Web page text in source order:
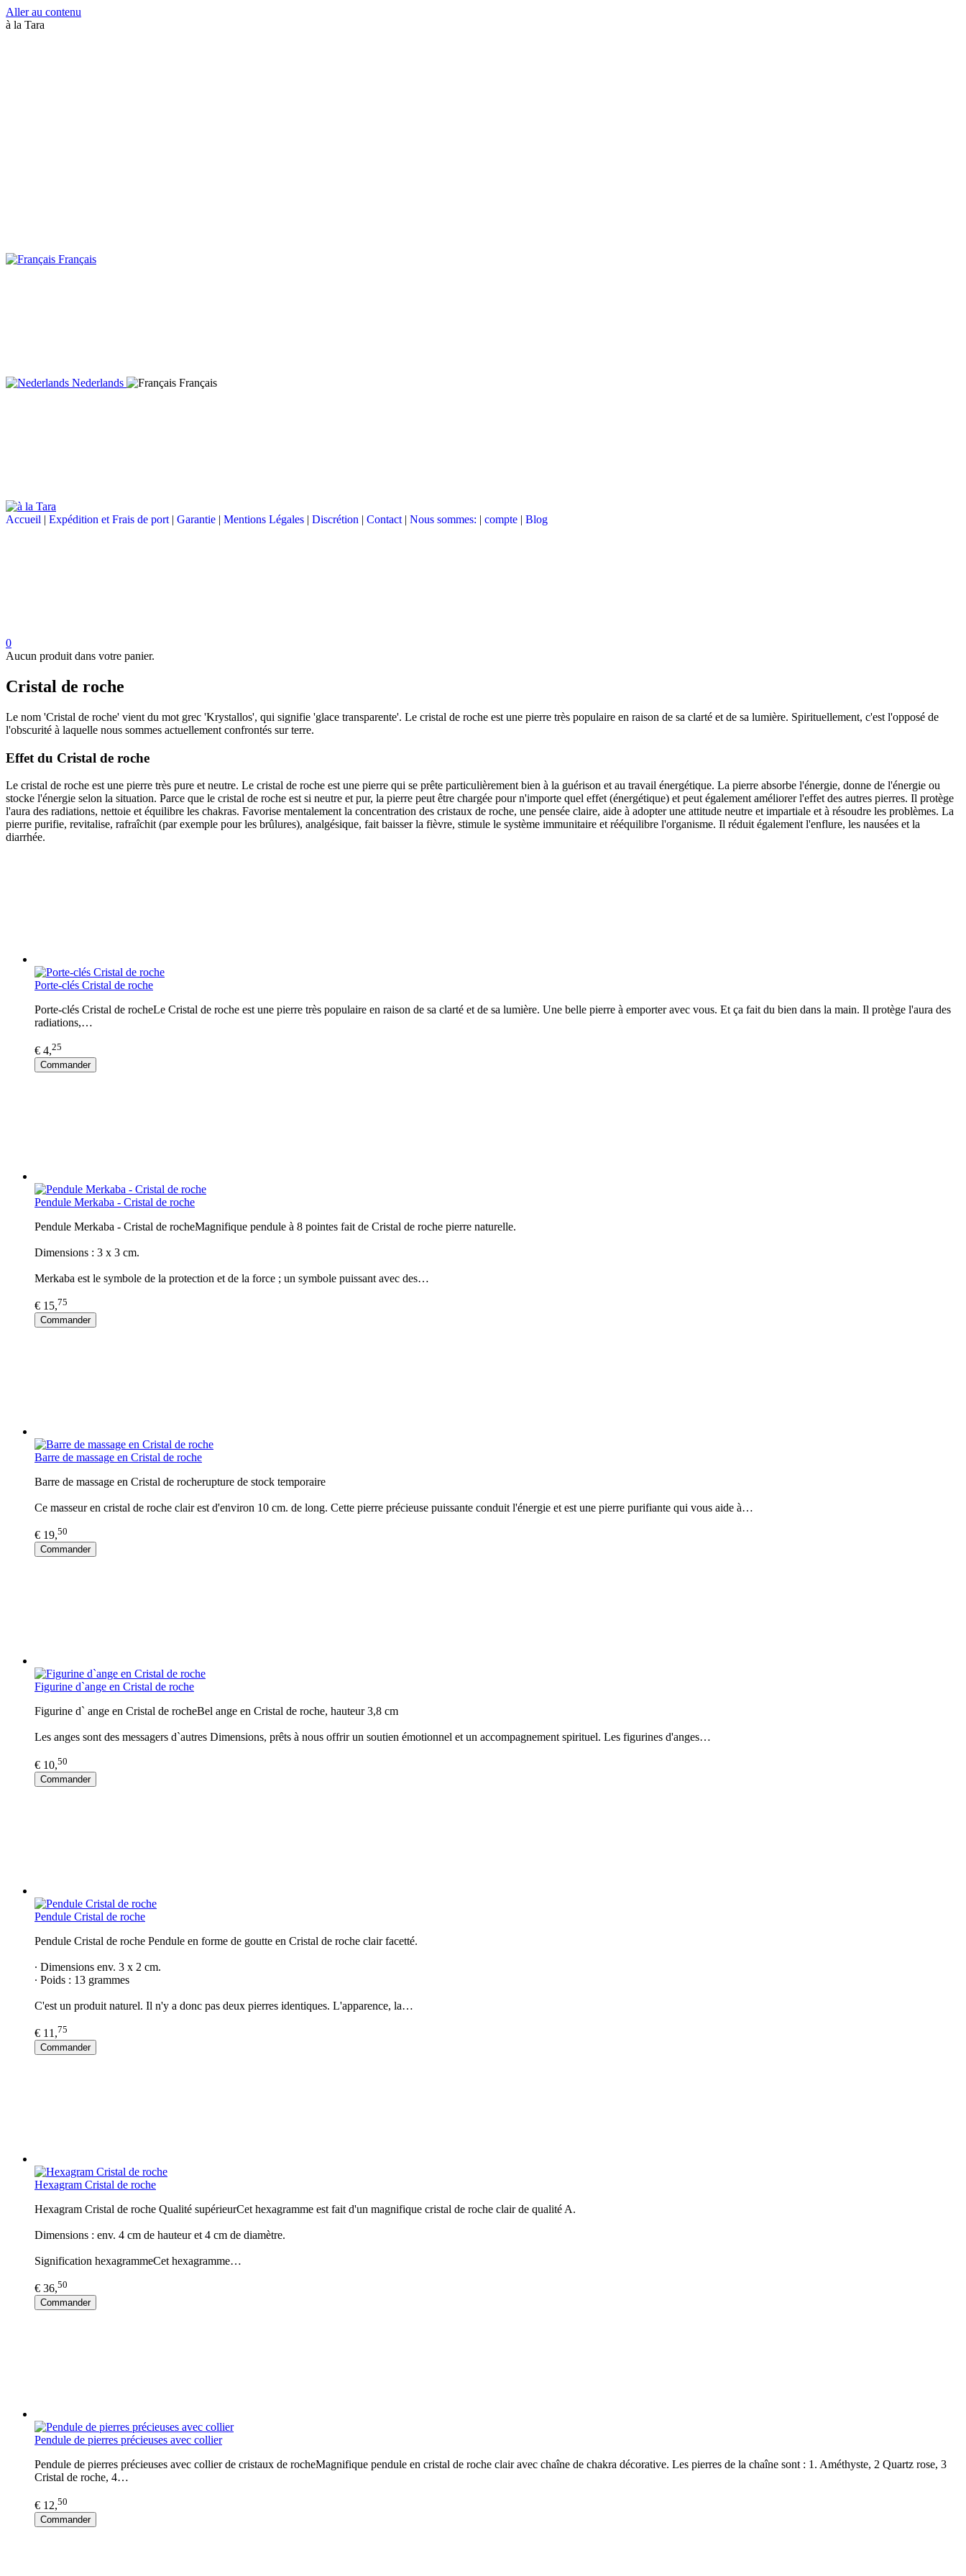
Aller au contenu
à la Tara
Français
Nederlands Français
Accueil | Expédition et Frais de port | Garantie | Mentions Légales | Discrétion | Contact | Nous sommes: | compte | Blog
0
Aucun produit dans votre panier.
Cristal de roche
Le nom 'Cristal de roche' vient du mot grec 'Krystallos', qui signifie 'glace transparente'. Le cristal de roche est une pierre très populaire en raison de sa clarté et de sa lumière. Spirituellement, c'est l'opposé de
l'obscurité à laquelle nous sommes actuellement confrontés sur terre.
Effet du Cristal de roche
Le cristal de roche est une pierre très pure et neutre. Le cristal de roche est une pierre qui se prête particulièrement bien à la guérison et au travail énergétique. La pierre absorbe l'énergie, donne de l'énergie ou
stocke l'énergie selon la situation. Parce que le cristal de roche est si neutre et pur, la pierre peut être chargée pour n'importe quel effet (énergétique) et peut également améliorer l'effet des autres pierres. Il protège
l'aura des radiations, nettoie et équilibre les chakras. Favorise mentalement la concentration des cristaux de roche, une pensée claire, aide à adopter une attitude neutre et impartiale et à résoudre les problèmes. La
pierre purifie, revitalise, rafraîchit (par exemple pour les brûlures), analgésique, fait baisser la fièvre, stimule le système immunitaire et rééquilibre l'organisme. Il réduit également l'enflure, les nausées et la
diarrhée.
Porte-clés Cristal de roche
Porte-clés Cristal de rocheLe Cristal de roche est une pierre très populaire en raison de sa clarté et de sa lumière. Une belle pierre à emporter avec vous. Et ça fait du bien dans la main. Il protège l'aura des
radiations,…
€ 4,25
Commander
Pendule Merkaba - Cristal de roche
Pendule Merkaba - Cristal de rocheMagnifique pendule à 8 pointes fait de Cristal de roche pierre naturelle.
Dimensions : 3 x 3 cm.
Merkaba est le symbole de la protection et de la force ; un symbole puissant avec des…
€ 15,75
Commander
Barre de massage en Cristal de roche
Barre de massage en Cristal de rocherupture de stock temporaire
Ce masseur en cristal de roche clair est d'environ 10 cm. de long. Cette pierre précieuse puissante conduit l'énergie et est une pierre purifiante qui vous aide à…
€ 19,50
Commander
Figurine d`ange en Cristal de roche
Figurine d` ange en Cristal de rocheBel ange en Cristal de roche, hauteur 3,8 cm
Les anges sont des messagers d`autres Dimensions, prêts à nous offrir un soutien émotionnel et un accompagnement spirituel. Les figurines d'anges…
€ 10,50
Commander
Pendule Cristal de roche
Pendule Cristal de roche Pendule en forme de goutte en Cristal de roche clair facetté.
∙ Dimensions env. 3 x 2 cm.
∙ Poids : 13 grammes
C'est un produit naturel. Il n'y a donc pas deux pierres identiques. L'apparence, la…
€ 11,75
Commander
Hexagram Cristal de roche
Hexagram Cristal de roche Qualité supérieurCet hexagramme est fait d'un magnifique cristal de roche clair de qualité A.
Dimensions : env. 4 cm de hauteur et 4 cm de diamètre.
Signification hexagrammeCet hexagramme…
€ 36,50
Commander
Pendule de pierres précieuses avec collier
Pendule de pierres précieuses avec collier de cristaux de rocheMagnifique pendule en cristal de roche clair avec chaîne de chakra décorative. Les pierres de la chaîne sont : 1. Améthyste, 2 Quartz rose, 3
Cristal de roche, 4…
€ 12,50
Commander